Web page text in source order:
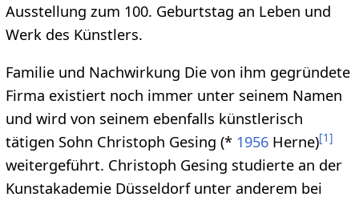
Ausstellung zum 100. Geburtstag an Leben und
Werk des Künstlers.
Familie und Nachwirkung Die von ihm gegründete
Firma existiert noch immer unter seinem Namen
und wird von seinem ebenfalls künstlerisch
tätigen Sohn Christoph Gesing (* 1956Herne)[1]
weitergeführt. Christoph Gesing studierte an der
Kunstakademie Düsseldorf unter anderem bei